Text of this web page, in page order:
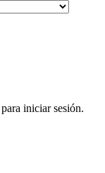
iniciar sesión.